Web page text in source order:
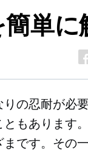
単に
の忍耐が必
もあります
です。その